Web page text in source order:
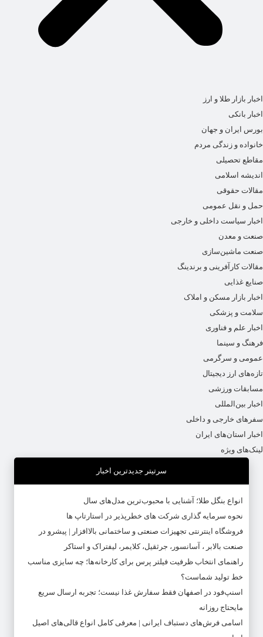
اخبار بازار طلا و ارز
اخبار بانکی
بورس ایران و جهان
خانواده و زندگی مردم
مقاطع تحصیلی
اندیشه اسلامی
مقالات حقوقی
حمل و نقل عمومی
اخبار سیاست داخلی و خارجی
صنعت و معدن
صنعت ماشین‌سازی
مقالات کارآفرینی و برندینگ
صنایع غذایی
اخبار بازار مسکن و املاک
سلامت و پزشکی
اخبار علم و فناوری
فرهنگ و سینما
عمومی و سرگرمی
تازه‌های ارز دیجیتال
مسابقات ورزشی
اخبار بین‌المللی
سفرهای خارجی و داخلی
اخبار استان‌های ایران
لینک‌های ویژه
سرتیتر جدیدترین اخبار
انواع بنگل طلا؛ آشنایی با محبوب‌ترین مدل‌های سال
نحوه سرمایه‌ گذاری شرکت‌ های خطرپذیر در استارتاپ ها
فروشگاه اینترنتی تجهیزات صنعتی و ساختمانی بالاافزار | پیشرو در
صنعت بالابر ، آسانسور، جرثقیل، کلایمر، لیفتراک و استاکر
راهنمای انتخاب ظرفیت فیلتر پرس برای کارخانه‌ها؛ چه سایزی مناسب
خط تولید شماست؟
اسنپ‌فود در اصفهان فقط سفارش غذا نیست؛ تجربه ارسال سریع
مایحتاج روزانه
اسامی فرش‌های دستباف ایرانی | معرفی کامل انواع قالی‌های اصیل